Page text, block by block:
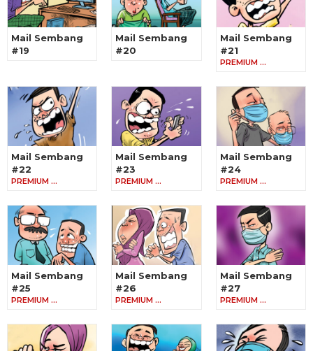
Mail Sembang
#19
Mail Sembang
#20
Mail Sembang
#21
PREMIUM …
Mail Sembang
#22
PREMIUM …
Mail Sembang
#23
PREMIUM …
Mail Sembang
#24
PREMIUM …
Mail Sembang
#25
PREMIUM …
Mail Sembang
#26
PREMIUM …
Mail Sembang
#27
PREMIUM …